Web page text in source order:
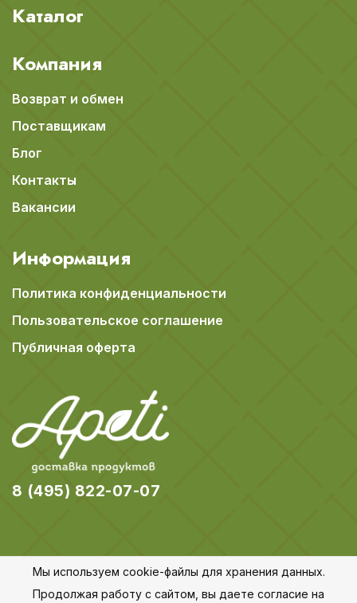
Каталог
Компания
Возврат и обмен
Поставщикам
Блог
Контакты
Вакансии
Информация
Политика конфиденциальности
Пользовательское соглашение
Публичная оферта
8 (495) 822-07-07
© 2018-2026 Apeti.ru,Карта сайта
Мы используем cookie-файлы для хранения данных.
Продолжая работу с сайтом, вы даете согласие на